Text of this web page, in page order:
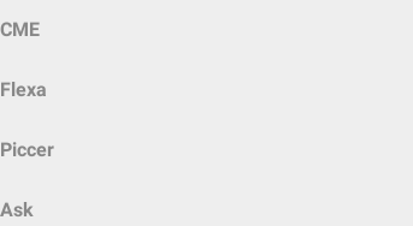
CME
Flexa
Piccer
Ask